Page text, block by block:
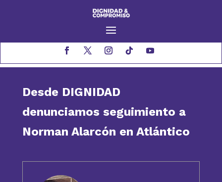
Desde DIGNIDAD
denunciamos seguimiento a
Norman Alarcón en Atlántico